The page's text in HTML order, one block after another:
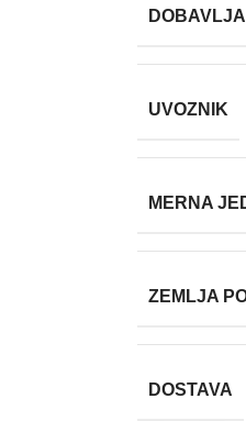
UVOZNIK
MERNA
ZEMLJA
DOSTAVA